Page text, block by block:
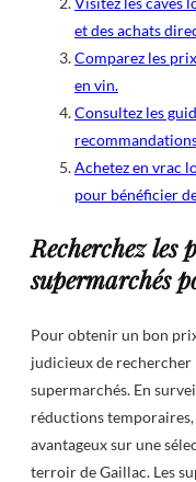
et des achats
Comparez les
en vin.
Consultez les
Achetez en vrac
pour bénéficier
Recherchez les
supermarchés
Pour obtenir un bon
judicieux de rechercher
supermarchés. En
réductions
avantageux sur une
terroir de Gaillac. Les